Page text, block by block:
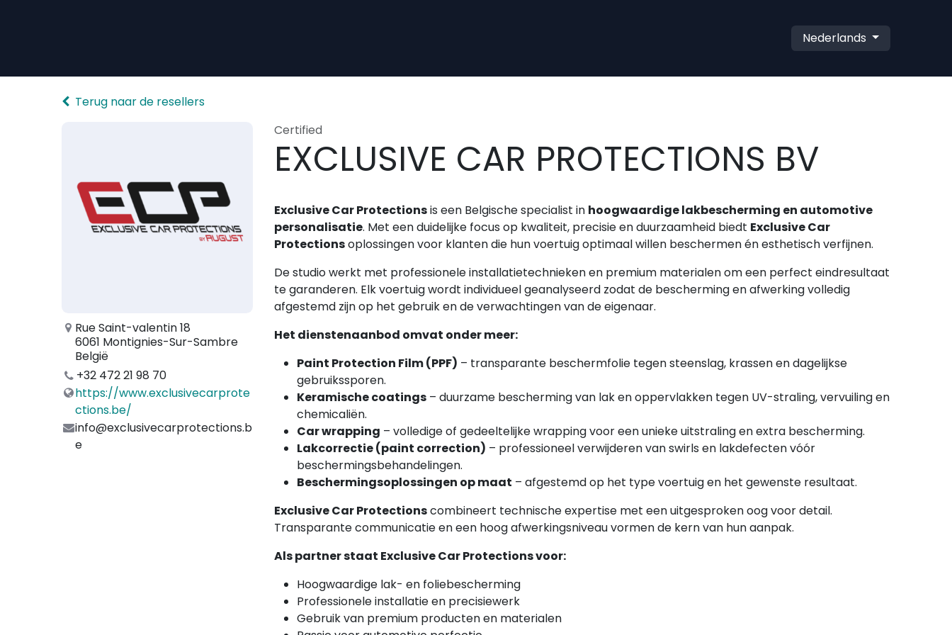
Nederlands
Terug naar de resellers
Rue Saint-valentin 18
6061 Montignies-Sur-Sambre
België
+32 472 21 98 70
https://www.exclusivecarprote
ctions.be/
info@exclusivecarprotections.b
e
Certified
EXCLUSIVE CAR PROTECTIONS BV
Exclusive Car Protectionsis een Belgische specialist in hoogwaardige lakbescherming en automotive
personalisatie. Met een duidelijke focus op kwaliteit, precisie en duurzaamheid biedt Exclusive Car
Protectionsoplossingen voor klanten die hun voertuig optimaal willen beschermen én esthetisch verfijnen.
De studio werkt met professionele installatietechnieken en premium materialen om een perfect eindresultaat
te garanderen. Elk voertuig wordt individueel geanalyseerd zodat de bescherming en afwerking volledig
afgestemd zijn op het gebruik en de verwachtingen van de eigenaar.
Het dienstenaanbod omvat onder meer:
Paint Protection Film (PPF) – transparante beschermfolie tegen steenslag, krassen en dagelijkse
gebruikssporen.
Keramische coatings – duurzame bescherming van lak en oppervlakken tegen UV-straling, vervuiling en
chemicaliën.
Car wrapping – volledige of gedeeltelijke wrapping voor een unieke uitstraling en extra bescherming.
Lakcorrectie (paint correction) – professioneel verwijderen van swirls en lakdefecten vóór
beschermingsbehandelingen.
Beschermingsoplossingen op maat – afgestemd op het type voertuig en het gewenste resultaat.
Exclusive Car Protectionscombineert technische expertise met een uitgesproken oog voor detail.
Transparante communicatie en een hoog afwerkingsniveau vormen de kern van hun aanpak.
Als partner staat Exclusive Car Protections voor:
Hoogwaardige lak- en foliebescherming
Professionele installatie en precisiewerk
Gebruik van premium producten en materialen